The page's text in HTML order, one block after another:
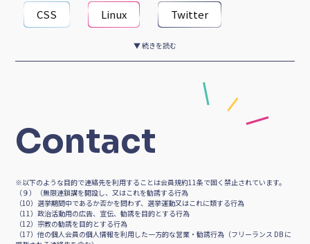
Webサイト制作
CSS Linux Twitter
GoogleSpreadsheet
GoogleSearchConsole Figma
Windows
▼ 続きを読む
Contact
※以下のような目的で連絡先を利用することは会員規約11条で固く禁止されています。
（９）（無限連鎖講を開設し、又はこれを勧誘する行為
（10）選挙期間中であるか否かを問わず、選挙運動又はこれに類する行為
（11）政治活動用の広告、宣伝、勧誘を目的とする行為
（12）宗教の勧誘を目的とする行為
（17）他の個人会員の個人情報を利用した一方的な営業・勧誘行為（フリーランス DB に